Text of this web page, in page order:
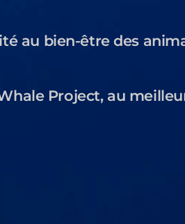
au bien-être des
Project, au